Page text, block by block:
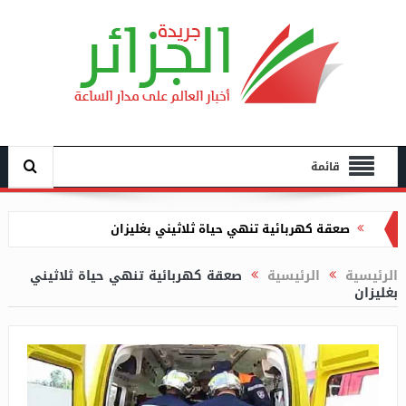
قائمة
إشراف بلمهدي على مراسم انطلاق الحملة الوطنية
الطفل اللقيط (البوليساريو) يثور على أبويه (الجنرالات )
لجعل ولاية تندوف كيان منفصل عن الجزائر
الرئيسية الرئيسية صعقة كهربائية تنهي حياة ثلاثيني
بغليزان